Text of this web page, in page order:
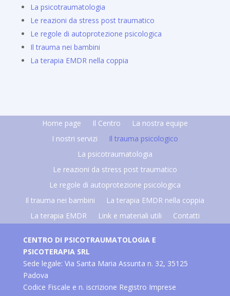
La psicotraumatologia
Le reazioni da stress post traumatico
Le regole di autoprotezione psicologica
Il trauma nei bambini
La terapia EMDR nella coppia
Home page Il Centro
La nostra equipe
I nostri servizi
Il trauma psicologico
La psicotraumatologia
Le reazioni da stress post traumatico
Le regole di autoprotezione psicologica
Il trauma nei bambini
La terapia EMDR nella coppia
La terapia EMDR
Link e materiali utili Contatti
CENTRO DI PSICOTRAUMATOLOGIA E
PSICOTERAPIA SRL
Sede legale: Via Santa Maria Assunta n. 32, 35125
Padova
Codice Fiscale e n. iscrizione Registro Imprese